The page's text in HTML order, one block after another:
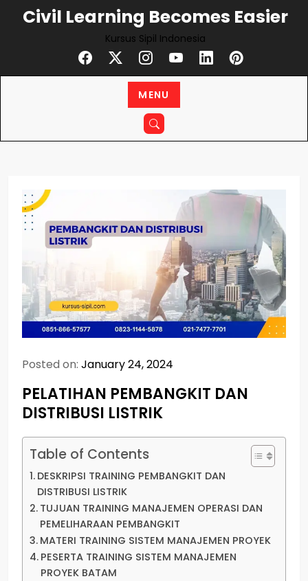
Civil Learning Becomes Easier
Kursus Sipil Indonesia
MENU
Posted on: January 24, 2024
PELATIHAN PEMBANGKIT DAN
DISTRIBUSI LISTRIK
Table of Contents
DESKRIPSI TRAINING PEMBANGKIT DAN
DISTRIBUSI LISTRIK
TUJUAN TRAINING MANAJEMEN OPERASI DAN
PEMELIHARAAN PEMBANGKIT
MATERI TRAINING SISTEM MANAJEMEN PROYEK
PESERTA TRAINING SISTEM MANAJEMEN
PROYEK BATAM